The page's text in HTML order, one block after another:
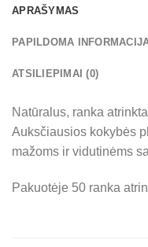
APRAŠYMAS
PAPILDOMA
ATSILIEPIMAI (0)
Natūralus, ranka
Auksčiausios kokybės
mažoms ir vidutinėms
Pakuotėje 50 ranka